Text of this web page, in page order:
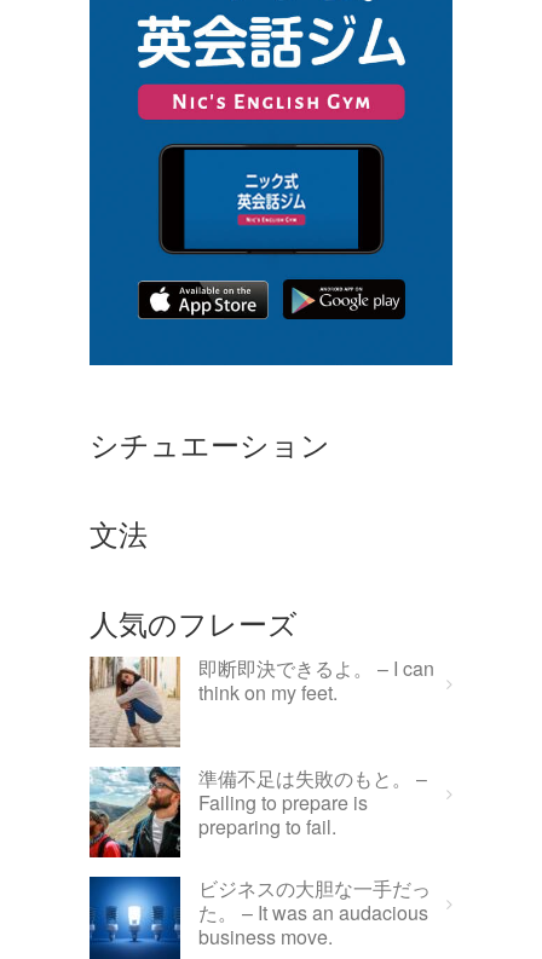
シチュエーション
文法
人気のフレーズ
即断即決できるよ。 – I can
think on my feet.
準備不足は失敗のもと。 –
Failing to prepare is
preparing to fail.
ビジネスの大胆な一手だっ
た。 – It was an audacious
business move.